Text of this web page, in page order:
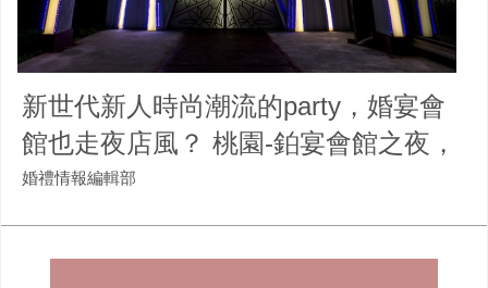
新世代新人時尚潮流的party，婚宴會
館也走夜店風？ 桃園-鉑宴會館之夜，
令人驚艷！
婚禮情報編輯部